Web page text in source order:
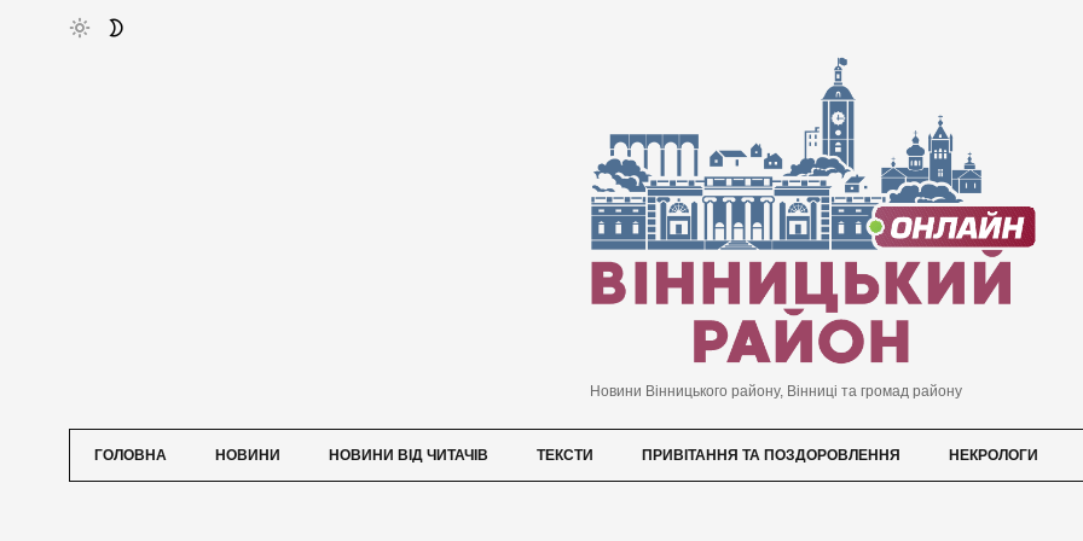
Новини Вінницького району, Вінниці та громад району
ГОЛОВНА НОВИНИ НОВИНИ ВІД ЧИТАЧІВ ТЕКСТИ ПРИВІТАННЯ ТА ПОЗДОРОВЛЕННЯ НЕКРОЛОГИ